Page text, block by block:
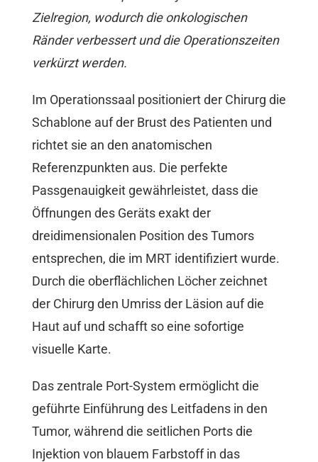
Zielregion, wodurch die onkologischen
Ränder verbessert und die Operationszeiten
verkürzt werden.
Im Operationssaal positioniert der Chirurg die
Schablone auf der Brust des Patienten und
richtet sie an den anatomischen
Referenzpunkten aus. Die perfekte
Passgenauigkeit gewährleistet, dass die
Öffnungen des Geräts exakt der
dreidimensionalen Position des Tumors
entsprechen, die im MRT identifiziert wurde.
Durch die oberflächlichen Löcher zeichnet
der Chirurg den Umriss der Läsion auf die
Haut auf und schafft so eine sofortige
visuelle Karte.
Das zentrale Port-System ermöglicht die
geführte Einführung des Leitfadens in den
Tumor, während die seitlichen Ports die
Injektion von blauem Farbstoff in das